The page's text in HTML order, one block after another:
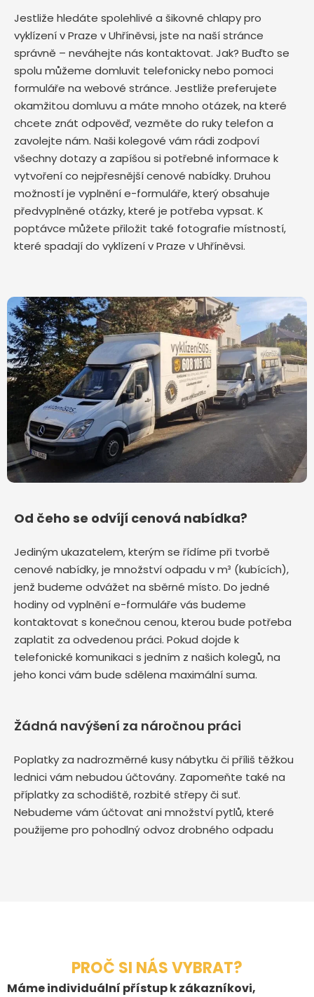
Jestliže hledáte spolehlivé a šikovné chlapy pro
vyklízení v Praze v Uhříněvsi, jste na naší stránce
správně – neváhejte nás kontaktovat. Jak? Buďto se
spolu můžeme domluvit telefonicky nebo pomoci
formuláře na webové stránce. Jestliže preferujete
okamžitou domluvu a máte mnoho otázek, na které
chcete znát odpověď, vezměte do ruky telefon a
zavolejte nám. Naši kolegové vám rádi zodpoví
všechny dotazy a zapíšou si potřebné informace k
vytvoření co nejpřesnější cenové nabídky. Druhou
možností je vyplnění e-formuláře, který obsahuje
předvyplněné otázky, které je potřeba vypsat. K
poptávce můžete přiložit také fotografie místností,
které spadají do vyklízení v Praze v Uhříněvsi.
Od čeho se odvíjí cenová nabídka?
Jediným ukazatelem, kterým se řídíme při tvorbě
cenové nabídky, je množství odpadu v m³ (kubících),
jenž budeme odvážet na sběrné místo. Do jedné
hodiny od vyplnění e-formuláře vás budeme
kontaktovat s konečnou cenou, kterou bude potřeba
zaplatit za odvedenou práci. Pokud dojde k
telefonické komunikaci s jedním z našich kolegů, na
jeho konci vám bude sdělena maximální suma.
Žádná navýšení za náročnou práci
Poplatky za nadrozměrné kusy nábytku či příliš těžkou
lednici vám nebudou účtovány. Zapomeňte také na
příplatky za schodiště, rozbité střepy či suť.
Nebudeme vám účtovat ani množství pytlů, které
použijeme pro pohodlný odvoz drobného odpadu
PROČ SI NÁS VYBRAT?
Máme individuální přístup k zákazníkovi,